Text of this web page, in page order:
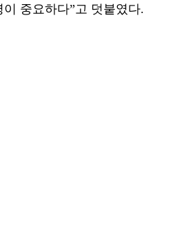
중요하다”고 덧붙였다.